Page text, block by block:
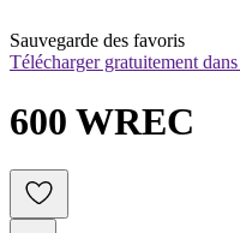
Sauvegarde des favoris
Télécharger gratuitement
600 WREC